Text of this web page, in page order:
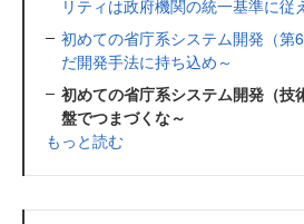
リティは政府機関の統一基準に従
初めての省庁系システム開発（第
だ開発手法に持ち込め～
初めての省庁系システム開発（技
盤でつまづくな～
もっと読む